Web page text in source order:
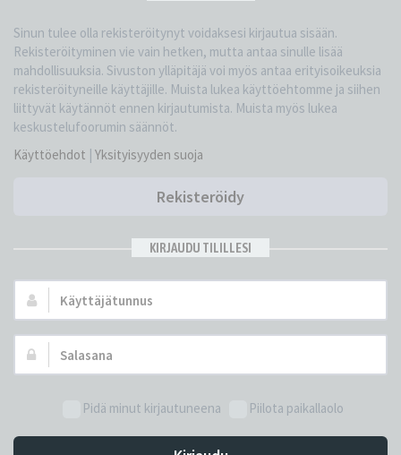
Sinun tulee olla rekisteröitynyt voidaksesi kirjautua sisään.
Rekisteröityminen vie vain hetken, mutta antaa sinulle lisää
mahdollisuuksia. Sivuston ylläpitäjä voi myös antaa erityisoikeuksia
rekisteröityneille käyttäjille. Muista lukea käyttöehtomme ja siihen
liittyvät käytännöt ennen kirjautumista. Muista myös lukea
keskustelufoorumin säännöt.
Käyttöehdot | Yksityisyyden suoja
Rekisteröidy
KIRJAUDU TILILLESI
Käyttäjätunnus:
Salasana:
Pidä minut kirjautuneena Piilota paikallaolo